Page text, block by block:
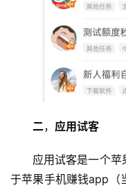
二， 应用试客
应用试客是一个
于苹果手机赚钱app（